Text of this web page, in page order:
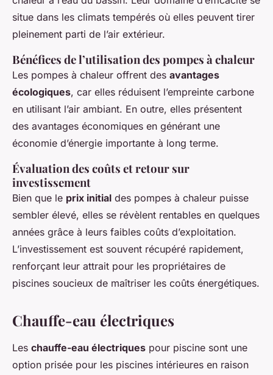
situe dans les climats tempérés où elles peuvent tirer
pleinement parti de l’air extérieur.
Bénéfices de l’utilisation des pompes à chaleur
Les pompes à chaleur offrent des avantages
écologiques, car elles réduisent l’empreinte carbone
en utilisant l’air ambiant. En outre, elles présentent
des avantages économiques en générant une
économie d’énergie importante à long terme.
Évaluation des coûts et retour sur
investissement
Bien que le prix initial des pompes à chaleur puisse
sembler élevé, elles se révèlent rentables en quelques
années grâce à leurs faibles coûts d’exploitation.
L’investissement est souvent récupéré rapidement,
renforçant leur attrait pour les propriétaires de
piscines soucieux de maîtriser les coûts énergétiques.
Chauffe-eau électriques
Les chauffe-eau électriques pour piscine sont une
option prisée pour les piscines intérieures en raison